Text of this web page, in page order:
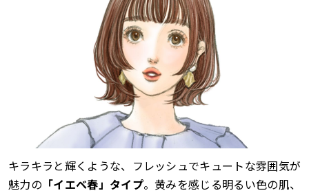
キラキラと輝くような、フレッシュでキュートな雰囲気が
魅力の 「イエベ春」タイプ。黄みを感じる明るい色の肌、